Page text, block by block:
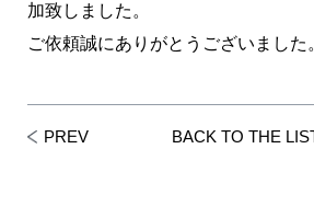
加致しました。
ご依頼誠にありがとうございました
PREV BACK TO THE